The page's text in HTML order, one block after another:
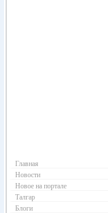
Главная
Новости
Новое на портале
Талгар
Блоги